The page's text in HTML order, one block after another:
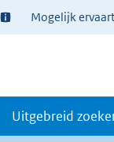
Ter
Mogelijk
Uitgebreid